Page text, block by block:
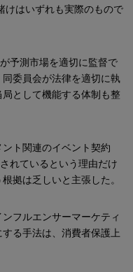
けはいずれも実際のもので
予測市場を適切に監督で
委員会が法律を適切に執
として機能する体制も整
ト関連のイベント契約
れているという理由だけ
拠は乏しいと主張した。
フルエンサーマーケティ
る手法は、消費者保護上